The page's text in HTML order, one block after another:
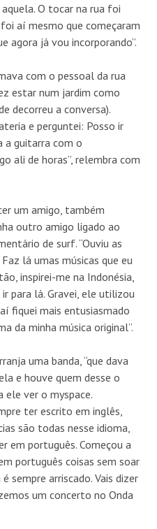
O tocar na rua foi
aí mesmo que começaram
agora já vou incorporando”.
com o pessoal da rua
estar num jardim como
decorreu a conversa).
e perguntei: Posso ir
a guitarra com o
ali de horas”, relembra com
um amigo, também
outro amigo ligado ao
de surf. “Ouviu as
lá umas músicas que eu
inspirei-me na Indonésia,
para lá. Gravei, ele utilizou
fiquei mais entusiasmado
da minha música original”.
uma banda, “que dava
e houve quem desse o
ele ver o myspace.
ter escrito em inglês,
são todas nesse idioma,
em português. Começou a
português coisas sem soar
sempre arriscado. Vais dizer
um concerto no Onda